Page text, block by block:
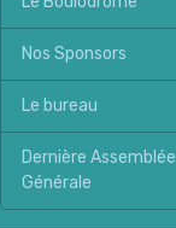
Nos Sponsors
Le bureau
Dernière Assemblée
Générale